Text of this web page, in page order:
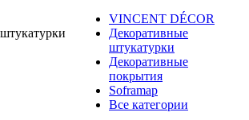
VINCENT DÉCOR
Декоративные
штукатурки
Декоративные
покрытия
Soframap
Все категории